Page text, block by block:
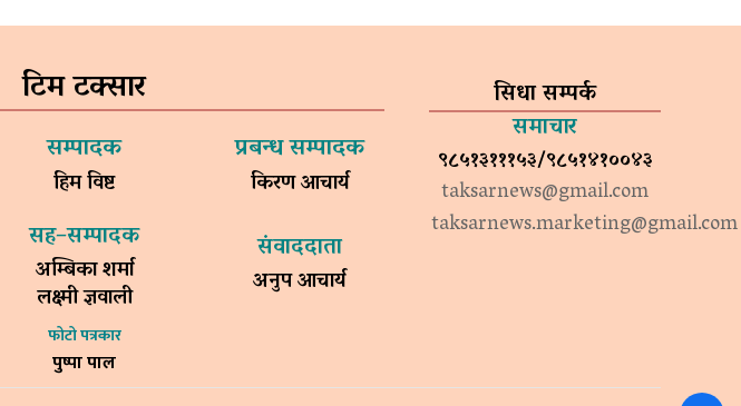
टिम टक्सार
सम्पादक
हिम विष्ट
प्रबन्ध सम्पादक
किरण आचार्य
सह–सम्पादक
अम्बिका शर्मा
लक्ष्मी ज्ञवाली
फोटो पत्रकार
पुष्पा पाल
संवाददाता
अनुप आचार्य
सिधा सम्पर्क
समाचार
९८५१३१११५३/९८५१४१००४३
taksarnews@gmail.com
taksarnews.marketing@gmail.com